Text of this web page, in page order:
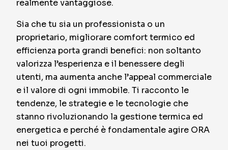
realmente vantaggiose.
Sia che tu sia un professionista o un
proprietario, migliorare comfort termico ed
efficienza porta grandi benefici: non soltanto
valorizza l’esperienza e il benessere degli
utenti, ma aumenta anche l’appeal commerciale
e il valore di ogni immobile. Ti racconto le
tendenze, le strategie e le tecnologie che
stanno rivoluzionando la gestione termica ed
energetica e perché è fondamentale agire ORA
nei tuoi progetti.